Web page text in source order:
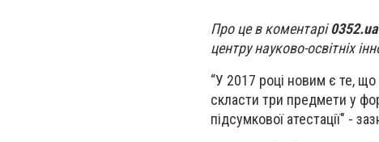
Про це в коментарі0352.ua
центру науково-освітніх
“У 2017 році новим є те, що
скласти три предмети у
підсумкової атестації" -